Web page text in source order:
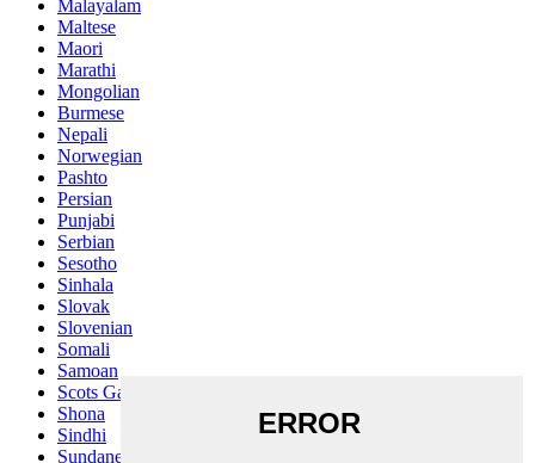
Malayalam
Maltese
Maori
Marathi
Mongolian
Burmese
Nepali
Norwegian
Pashto
Persian
Punjabi
Serbian
Sesotho
Sinhala
Slovak
Slovenian
Somali
Samoan
Scots Gaelic
Shona
Sindhi
Sundanese